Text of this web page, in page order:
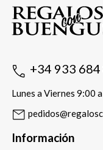
+34 933
Lunes a Viernes 9:00
Información